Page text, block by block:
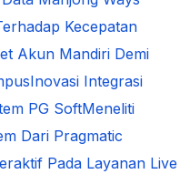
Kecepatan
Akun Mandiri Demi
Inovasi Integrasi
PG SoftMeneliti
Dari Pragmatic
Pada Layanan Live